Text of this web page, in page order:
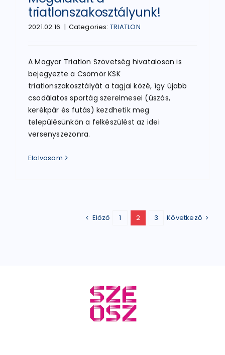
triatlonszakosztályunk!
2021.02.16. | Categories:TRIATLON
A Magyar Triatlon Szövetség hivatalosan is
bejegyezte a Csömör KSK
triatlonszakosztályát a tagjai közé, így újabb
csodálatos sportág szerelmesei (úszás,
kerékpár és futás) kezdhetik meg
településünkön a felkészülést az idei
versenyszezonra.
Elolvasom
Előző 1 2 3 Következő